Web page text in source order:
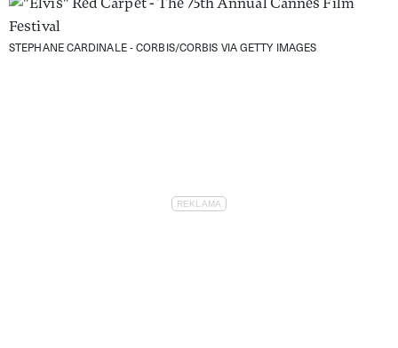
STEPHANE CARDINALE - CORBIS/CORBIS VIA GETTY IMAGES